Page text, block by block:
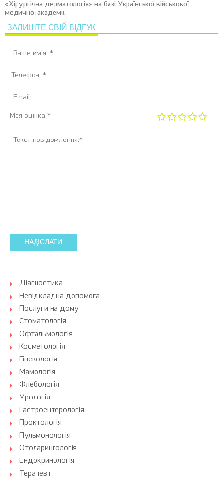
«Хірургічна дерматологія» на базі Української військової
медичної академії.
ЗАЛИШТЕ СВІЙ ВІДГУК
Моя оцінка *
НАДІСЛАТИ
Діагностика
Невідкладна допомога
Послуги на дому
Стоматологія
Офтальмологія
Косметологія
Гінекологія
Мамологія
Флебологія
Урологія
Гастроентерологія
Проктологія
Пульмонологія
Отоларингологія
Ендокринологія
Терапевт